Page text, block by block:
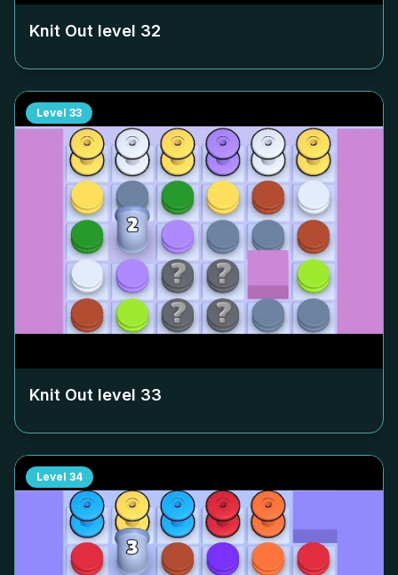
Knit Out level 32
Level 33
Knit Out level 33
Level 34